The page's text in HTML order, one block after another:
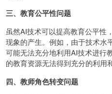
三、教育公平性问题
虽然AI技术可以提高教育公平性
现象的产生。例如，由于技术水
可能无法充分地利用AI技术进行
的教育资源无法得到充分的利用
四、教师角色转变问题